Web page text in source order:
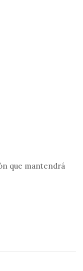
que mantendrá